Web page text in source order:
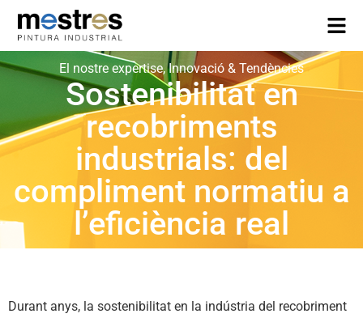
El nostre expertise,Innovació & Tendències
Sostenibilitat en
recobriments
industrials: del
compliment normatiu a
l’eficiència real
Durant anys, la sostenibilitat en la indústria del recobriment